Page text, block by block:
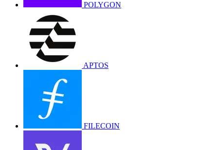
POLYGON
APTOS
FILECOIN